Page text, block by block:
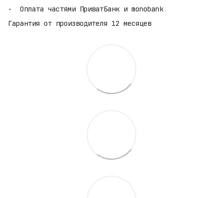
Оплата частями ПриватБанк и monobank
Гарантия от производителя 12 месяцев